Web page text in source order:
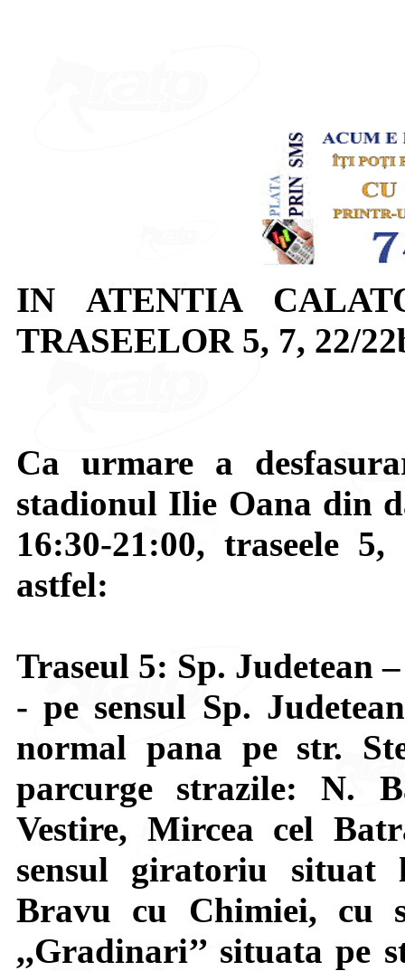
IN ATENTIA
TRASEELOR 5, 7, 22/
Ca urmare a
stadionul Ilie Oana din
16:30-21:00, traseele
astfel:
Traseul 5: Sp. Judetean
- pe sensul Sp.
normal pana pe str.
parcurge strazile: N.
Vestire, Mircea cel
sensul giratoriu situat
Bravu cu Chimiei, cu
,,Gradinari’’ situata pe